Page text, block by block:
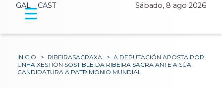
GAL CAST Sábado, 8 ago 2026
☰
INICIO > RIBEIRASACRAXA > A DEPUTACIÓN APOSTA POR
UNHA XESTIÓN SOSTIBLE DA RIBEIRA SACRA ANTE A SÚA
CANDIDATURA A PATRIMONIO MUNDIAL